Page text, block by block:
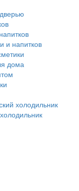
и напитков
дома
холодильник